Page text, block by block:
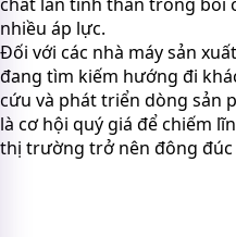
nhiều áp lực.
Đối với các nhà máy sản
đang tìm kiếm hướng đi
cứu và phát triển dòng sản
là cơ hội quý giá để chiếm
thị trường trở nên đông